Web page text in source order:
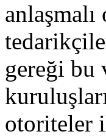
gereği bu
otoriteler